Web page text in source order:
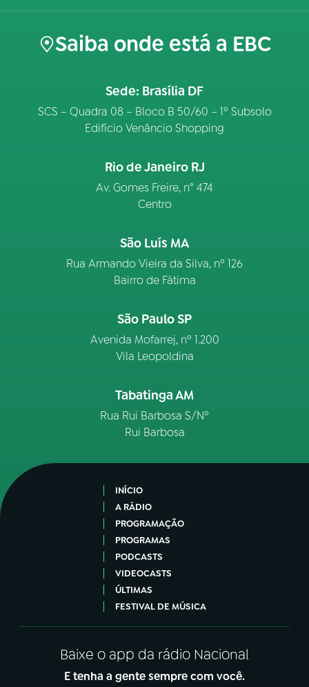
Saiba onde está a EBC
Sede: Brasília DF
SCS – Quadra 08 – Bloco B 50/60 – 1º Subsolo
Edifício Venâncio Shopping
Rio de Janeiro RJ
Av. Gomes Freire, n° 474
Centro
São Luís MA
Rua Armando Vieira da Silva, nº 126
Bairro de Fátima
São Paulo SP
Avenida Mofarrej, nº 1.200
Vila Leopoldina
Tabatinga AM
Rua Rui Barbosa S/Nº
Rui Barbosa
INÍCIO
A RÁDIO
PROGRAMAÇÃO
PROGRAMAS
PODCASTS
VIDEOCASTS
ÚLTIMAS
FESTIVAL DE MÚSICA
Baixe o app da rádio Nacional
E tenha a gente sempre com você.